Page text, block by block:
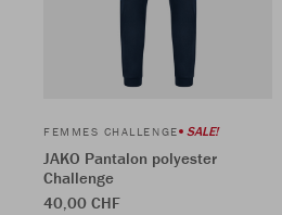
FEMMES CHALLENGE SALE!
JAKO Pantalon polyester
Challenge
40,00 CHF